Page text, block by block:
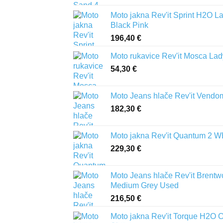
Moto jakna Rev'it Sprint H2O
Black Pink
196,40 €
Moto rukavice Rev'it Mosca
54,30 €
Moto Jeans hlače Rev'it
182,30 €
Moto jakna Rev'it Quantum 2
229,30 €
Moto Jeans hlače Rev'it
Medium Grey Used
216,50 €
Moto jakna Rev'it Torque H2O